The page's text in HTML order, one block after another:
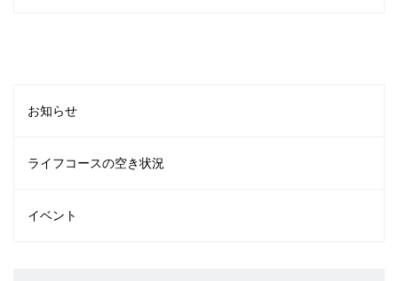
お知らせ
ライフコースの空き状況
イベント